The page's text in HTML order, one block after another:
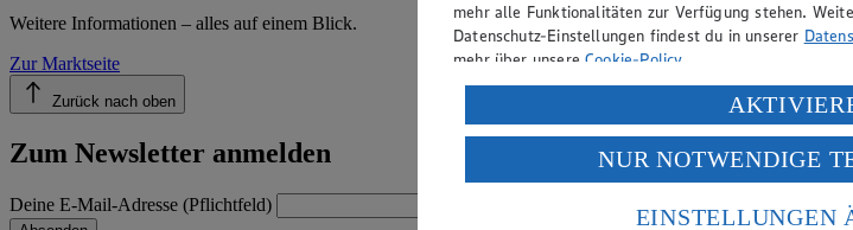
Weitere Informationen – alles auf einem Blick.
Zur Marktseite
Zurück nach oben
Zum Newsletter anmelden
Deine E-Mail-Adresse (Pflichtfeld)
mehr alle Funktionalitäten zur Verfügung stehen.
Datenschutz-Einstellungen findest du in unserer
mehr über unsereCookie-Policy.
Verarbeitung deiner personenbezogenen Daten in den
Wenn du auf „Aktivieren“ klickst, willigst du im
ein, dass deine Daten in den USA verarbeitet werden.
einem nach europäischen Standards nicht
Risiko eines Zugriffs durch US-amerikanische
NUR NOTWENDIGE
EINSTELLUNGEN